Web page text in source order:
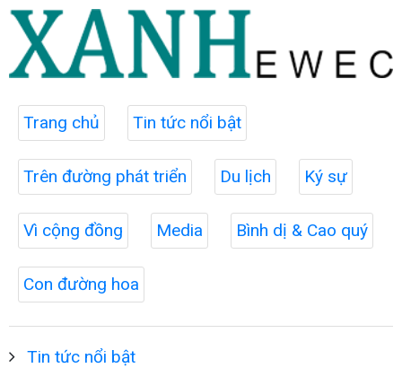
Trang chủ Tin tức nổi bật
Trên đường phát triển Du lịch Ký sự
Vì cộng đồng Media Bình dị & Cao quý
Con đường hoa
Tin tức nổi bật